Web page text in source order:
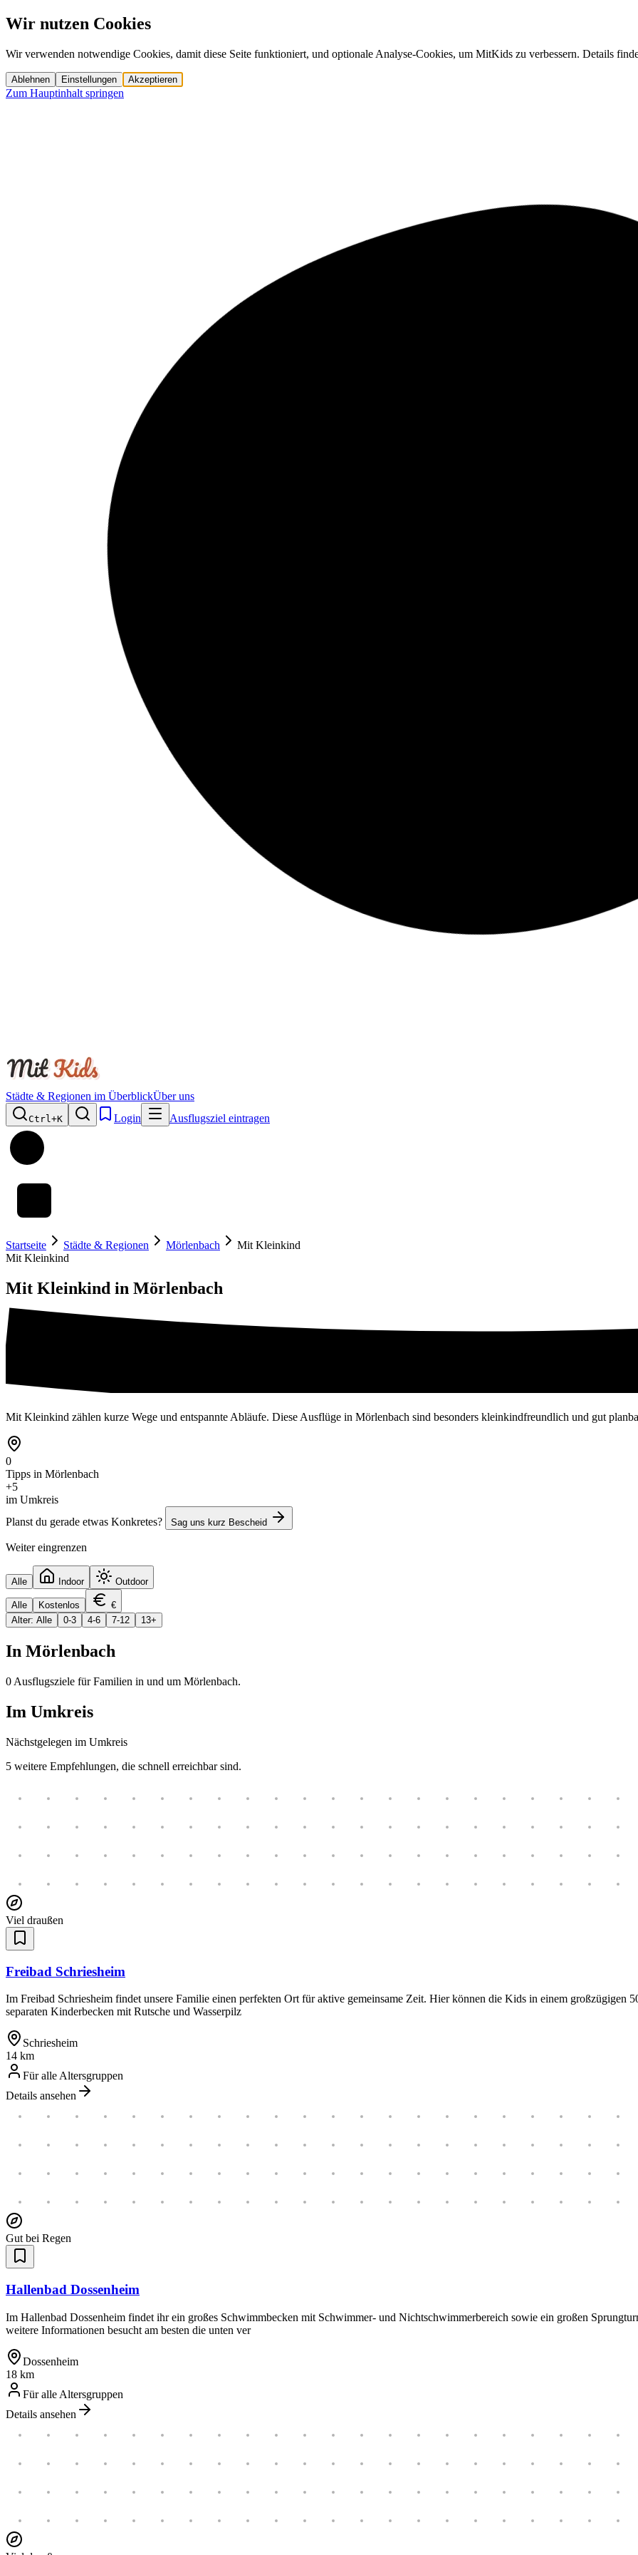
Wir nutzen Cookies
Wir verwenden notwendige Cookies, damit diese Seite funktioniert, und optionale Analyse-Cookies, um MitKids zu verbessern. Details
Ablehnen Einstellungen Akzeptieren
Zum Hauptinhalt springen
Städte & Regionen im ÜberblickÜber uns
Ctrl+K Login Ausflugsziel eintragen
Startseite Städte & Regionen Mörlenbach
Mit Kleinkind
Mit Kleinkind
Mit Kleinkind in Mörlenbach
Mit Kleinkind zählen kurze Wege und entspannte Abläufe. Diese Ausflüge in Mörlenbach sind besonders kleinkindfreundlich und gut
0
Tipps in Mörlenbach
+5
im Umkreis
Planst du gerade etwas Konkretes?
Sag uns kurz Bescheid
Weiter eingrenzen
Alle Indoor Outdoor
Alle Kostenlos
€
Alter: Alle
0-3 4-6 7-12 13+
In Mörlenbach
0 Ausflugsziele für Familien in und um Mörlenbach.
Im Umkreis
Nächstgelegen im Umkreis
5 weitere Empfehlungen, die schnell erreichbar sind.
Viel draußen
Freibad Schriesheim
Im Freibad Schriesheim findet unsere Familie einen perfekten Ort für aktive gemeinsame Zeit. Hier können die Kids in einem großzügigen
separaten Kinderbecken mit Rutsche und Wasserpilz
Schriesheim
14 km
Für alle Altersgruppen
Details ansehen
Gut bei Regen
Hallenbad Dossenheim
Im Hallenbad Dossenheim findet ihr ein großes Schwimmbecken mit Schwimmer- und Nichtschwimmerbereich sowie ein großen
weitere Informationen besucht am besten die unten ver
Dossenheim
18 km
Für alle Altersgruppen
Details ansehen